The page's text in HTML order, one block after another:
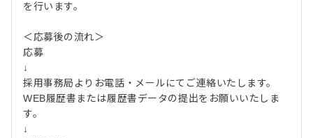
を行います。
＜応募後の流れ＞
応募
↓
採用事務局よりお電話・メールにてご連絡いたします。
WEB履歴書または履歴書データの提出をお願いいたしま
す。
↓